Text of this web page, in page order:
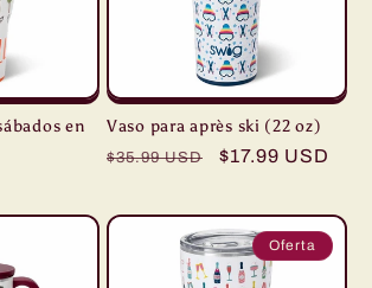
en
Vaso para après ski (22 oz)
Precio
$35.99 USD
Precio
oferta
$17.99 USD
Oferta